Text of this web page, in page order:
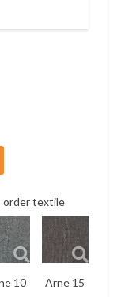
order textile
10
Arne 15